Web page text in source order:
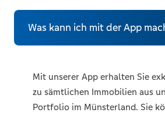
Was kann ich mit der App
Mit unserer App erhalten Sie
zu sämtlichen Immobilien aus
Portfolio im Münsterland. Sie